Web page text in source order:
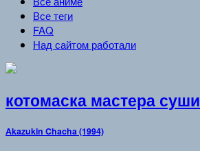
Все теги
FAQ
Над сайтом работали
котомаска мастера суши
Akazukin Chacha (1994)